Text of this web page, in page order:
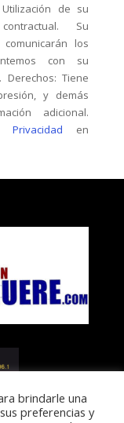
de su
Su
los
con su
Tiene
y demás
adicional.
en
brindarle una
preferencias y